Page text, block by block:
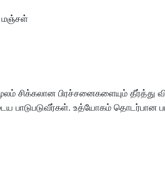
மஞ்சள்
சிக்கலான பிரச்சனைகளையும் தீர்த்து
பாடுபடுவீர்கள். உத்யோகம் தொடர்பான